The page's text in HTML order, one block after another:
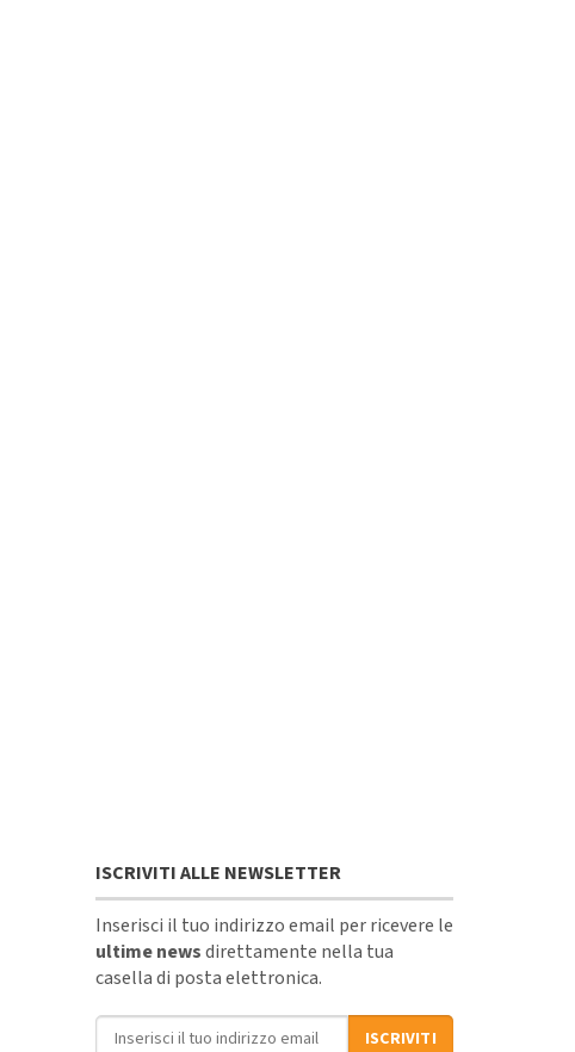
ISCRIVITI ALLE NEWSLETTER
Inserisci il tuo indirizzo email per ricevere le
ultime newsdirettamente nella tua
casella di posta elettronica.
Indirizzo email
ISCRIVITI